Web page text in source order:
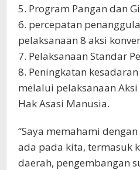
5. Program Pangan dan
6. percepatan
pelaksanaan 8 aksi
7. Pelaksanaan Standar
8. Peningkatan
melalui pelaksanaan Aksi
Hak Asasi Manusia.
“Saya memahami
ada pada kita, termasuk
daerah, pengembangan